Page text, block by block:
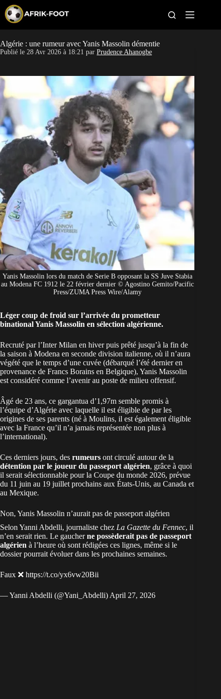
p
o
c
n
CAN féminine
Pays
Clubs
Classement
Paris sportifs
Algérie : une rumeur avec Yanis Massolin démentie
Publié le 28 Avr 2026 à 18:21 par Prudence Ahanogbe
Yanis Massolin lors du match de Serie B opposant la SS Juve Stabia
au Modena FC 1912 le 22 février dernier © Agostino Gemito/Pacific
Press/ZUMA Press Wire/Alamy
Léger coup de froid sur l’arrivée du prometteur
binational Yanis Massolin en sélection algérienne.
Recruté par l’Inter Milan en hiver puis prêté jusqu’à la fin de
la saison à Modena en seconde division italienne, où il n’aura
végété que le temps d’une cuvée (débarqué l’été dernier en
provenance de Francs Borains en Belgique), Yanis Massolin
est considéré comme l’avenir au poste de milieu offensif.
Âgé de 23 ans, ce gargantua d’1,97m semble promis à
l’équipe d’Algérie avec laquelle il est éligible de par les
origines de ses parents (né à Moulins, il est également éligible
avec la France qu’il n’a jamais représentée non plus à
l’international).
Ces derniers jours, des rumeurs ont circulé autour de la
détention par le joueur du passeport algérien, grâce à quoi
il serait sélectionnable pour la Coupe du monde 2026, prévue
du 11 juin au 19 juillet prochains aux États-Unis, au Canada et
au Mexique.
Non, Yanis Massolin n’aurait pas de passeport algérien
Selon Yanni Abdelli, journaliste chez La Gazette du Fennec, il
n’en serait rien. Le gaucherne possèderait pas de passeport
algérien à l’heure où sont rédigées ces lignes, même si le
dossier pourrait évoluer dans les prochaines semaines.
Faux ❌ https://t.co/yx6vw20Bii
— Yanni Abdelli (@Yani_Abdelli) April 27, 2026